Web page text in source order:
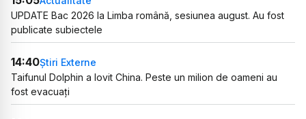
UPDATE Bac 2026 la Limba română, sesiunea august. Au fost
publicate subiectele
14:40Știri Externe
Taifunul Dolphin a lovit China. Peste un milion de oameni au
fost evacuați